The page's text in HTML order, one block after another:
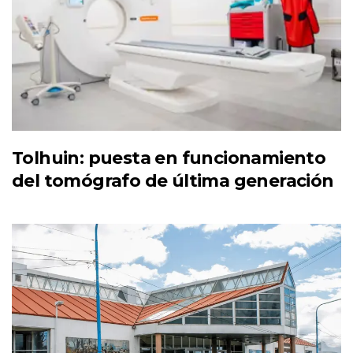
Tolhuin: puesta en funcionamiento
del tomógrafo de última generación